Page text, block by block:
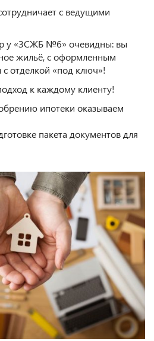
с ведущими
у «ЗСЖБ №6» очевидны: вы
жильё, с оформленным
с отделкой «под ключ»!
к каждому клиенту!
ипотеки оказываем
пакета документов для